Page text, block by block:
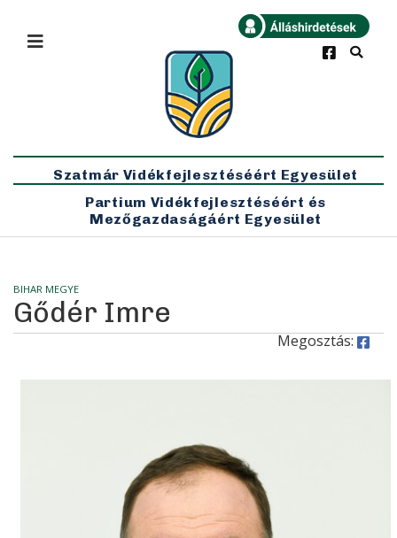
Legfrissebb
×
Szatmár Vidékfejlesztéséért Egyesület
Partium Vidékfejlesztéséért és
Mezőgazdaságáért Egyesület
BIHAR MEGYE
Gődér Imre
Megosztás: